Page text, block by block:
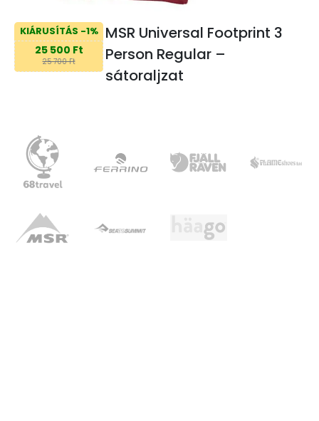
KIÁRUSÍTÁS -1%
25 500 Ft
25 700 Ft
MSR Universal Footprint 3
Person Regular –
sátoraljzat